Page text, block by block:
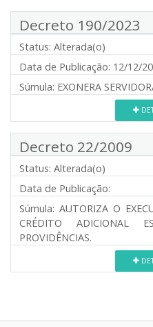
Decreto 190/2023
Status: Alterada(o)
Data de Publicação: 12/12/
Súmula: EXONERA
Decreto 22/2009
Status: Alterada(o)
Data de Publicação:
Súmula: AUTORIZA O
CRÉDITO ADICIONAL
PROVIDÊNCIAS.